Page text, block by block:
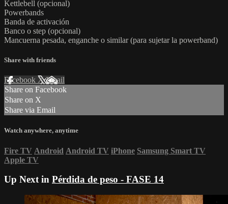
Kettlebell (opcional)
Powerbands
Banda de activación
Banco o step (opcional)
Mancuerna pesada, enganche o similar (para sujetar la powerband)
Share with friends
Facebook XEmail
Share on Facebook
Share on X
Share via Email
Watch anywhere, anytime
Fire TV Android Android TV iPhone Samsung Smart TV
Apple TV
Up Next in Pérdida de peso - FASE 14